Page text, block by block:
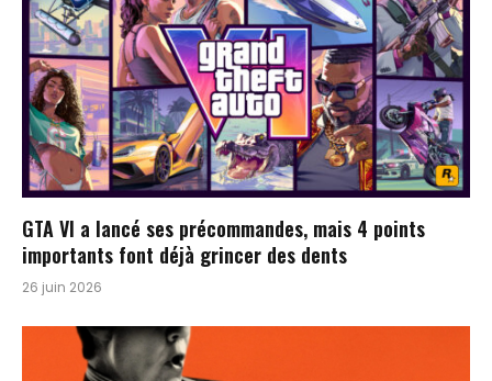
GTA VI a lancé ses précommandes, mais 4 points
importants font déjà grincer des dents
26 juin 2026